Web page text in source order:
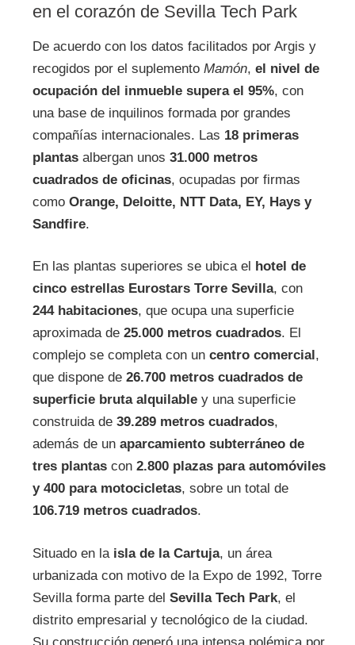
en el corazón de Sevilla Tech Park
De acuerdo con los datos facilitados por Argis y
recogidos por el suplemento Mamón, el nivel de
ocupación del inmueble supera el 95%, con
una base de inquilinos formada por grandes
compañías internacionales. Las 18 primeras
plantasalbergan unos 31.000 metros
cuadrados de oficinas, ocupadas por firmas
como Orange, Deloitte, NTT Data, EY, Hays y
Sandfire.
En las plantas superiores se ubica el
hotel de
cinco estrellas Eurostars Torre Sevilla, con
244 habitaciones, que ocupa una superficie
aproximada de 25.000 metros cuadrados. El
complejo se completa con un centro comercial ,
que dispone de 26.700 metros cuadrados de
superficie bruta alquilabley una superficie
construida de 39.289 metros cuadrados,
además de un aparcamiento subterráneo de
tres plantascon 2.800 plazas para automóviles
y 400 para motocicletas, sobre un total de
106.719 metros cuadrados.
Situado en la isla de la Cartuja, un área
urbanizada con motivo de la Expo de 1992, Torre
Sevilla forma parte del Sevilla Tech Park, el
distrito empresarial y tecnológico de la ciudad.